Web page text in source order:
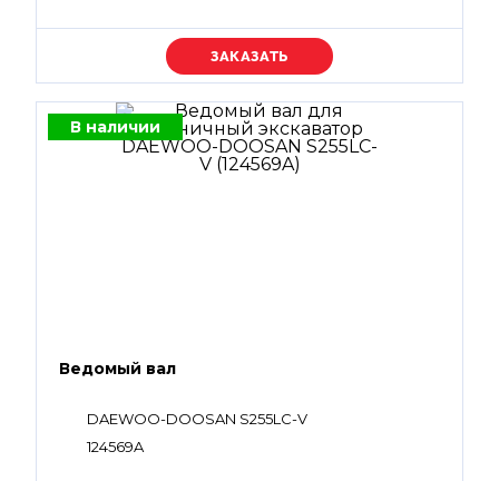
Уточняйте цену
В наличии
Ведомый вал
DAEWOO-DOOSAN S255LC-V
124569A